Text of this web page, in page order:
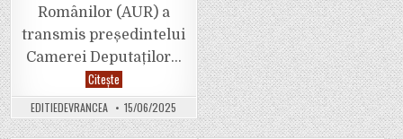
Românilor (AUR) a
transmis președintelui
Camerei Deputaților…
CiteșteSe
solicită
sesizarea
oficială
a
EDITIEDEVRANCEA 15/06/2025
aiurea
pe
B-
dul
au
fost
șterse
nopțile
trecute
și